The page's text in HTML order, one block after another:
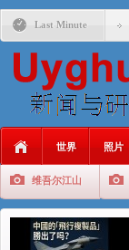
Last Minute
世界 照片
维吾尔江山